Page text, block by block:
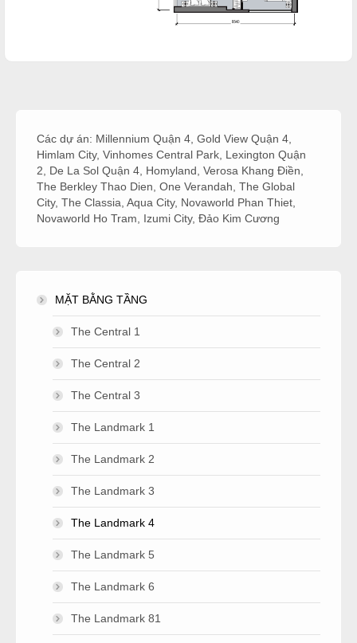
Các dự án: Millennium Quận 4, Gold View Quận 4,
Himlam City, Vinhomes Central Park, Lexington Quận
2, De La Sol Quận 4, Homyland, Verosa Khang Điền,
The Berkley Thao Dien, One Verandah, The Global
City, The Classia, Aqua City, Novaworld Phan Thiet,
Novaworld Ho Tram, Izumi City, Đảo Kim Cương
MẶT BẰNG TẦNG
The Central 1
The Central 2
The Central 3
The Landmark 1
The Landmark 2
The Landmark 3
The Landmark 4
The Landmark 5
The Landmark 6
The Landmark 81